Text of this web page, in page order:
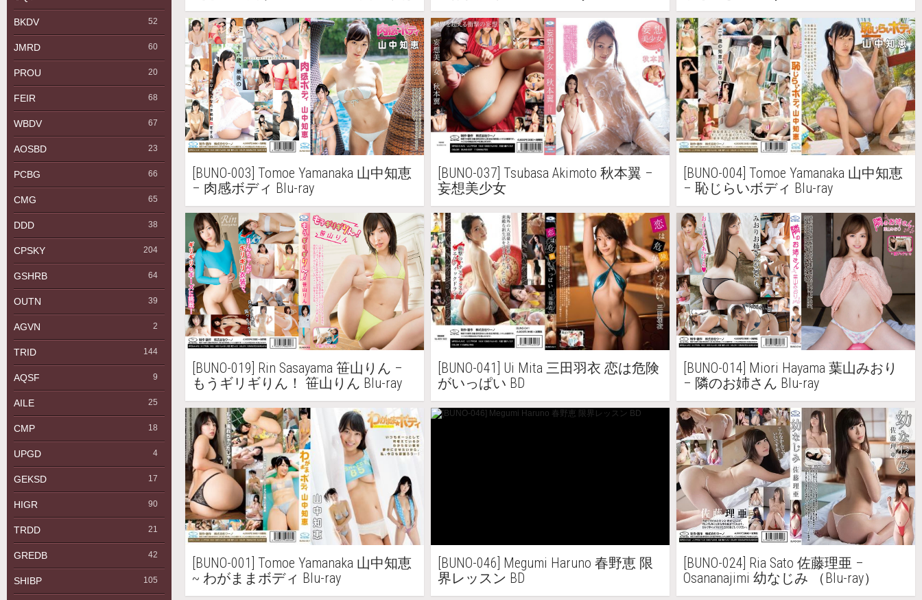
BKDV 52
JMRD 60
PROU 20
FEIR 68
WBDV 67
AOSBD 23
PCBG 66
CMG 65
DDD 38
CPSKY 204
GSHRB 64
OUTN 39
AGVN 2
TRID 144
AQSF 9
AILE 25
CMP 18
UPGD 4
GEKSD 17
HIGR 90
TRDD 21
GREDB 42
SHIBP 105
ありません～
[BUNO-003] Tomoe Yamanaka 山中知恵
– 肉感ボディ Blu-ray
[BUNO-037] Tsubasa Akimoto 秋本翼 –
妄想美少女
[BUNO-004] Tomoe Yamanaka 山中知恵
– 恥じらいボディ Blu-ray
[BUNO-019] Rin Sasayama 笹山りん –
もうギリギりん！ 笹山りん Blu-ray
[BUNO-041] Ui Mita 三田羽衣 恋は危険
がいっぱい BD
[BUNO-014] Miori Hayama 葉山みおり
– 隣のお姉さん Blu-ray
[BUNO-001] Tomoe Yamanaka 山中知恵
~ わがままボディ Blu-ray
[BUNO-046] Megumi Haruno 春野恵 限
界レッスン BD
[BUNO-024] Ria Sato 佐藤理亜 –
Osananajimi 幼なじみ （Blu-ray）